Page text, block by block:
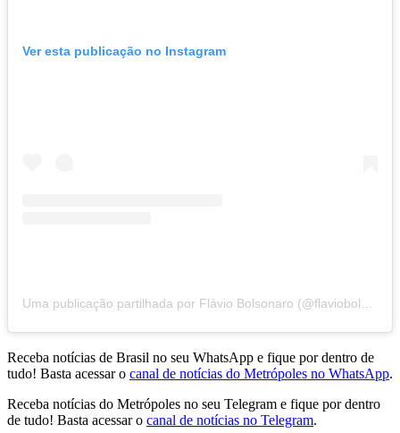
Ver esta publicação no Instagram
Receba notícias de Brasil no seu WhatsApp e fique por dentro de
tudo! Basta acessar o canal de notícias do Metrópoles no WhatsApp.
Receba notícias do Metrópoles no seu Telegram e fique por dentro
de tudo! Basta acessar o canal de notícias no Telegram.